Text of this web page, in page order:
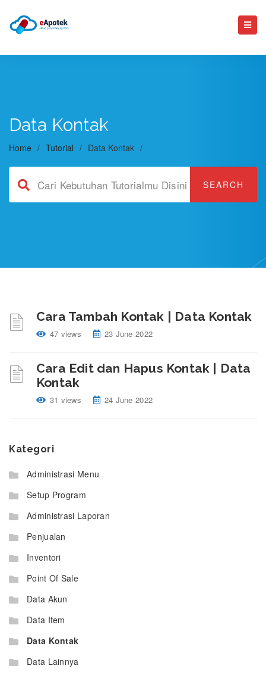
Data Kontak
Home / Tutorial / Data Kontak /
Cara Tambah Kontak | Data Kontak
47 views 23 June 2022
Cara Edit dan Hapus Kontak | Data
Kontak
31 views 24 June 2022
Kategori
Administrasi Menu
Setup Program
Administrasi Laporan
Penjualan
Inventori
Point Of Sale
Data Akun
Data Item
Data Kontak
Data Lainnya